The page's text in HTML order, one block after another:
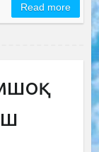
Read more